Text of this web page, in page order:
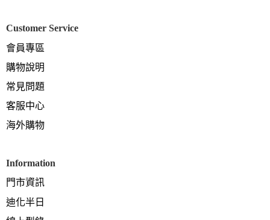
Customer Service
會員專區
購物說明
常見問題
客服中心
海外購物
Information
門市資訊
迪化半日